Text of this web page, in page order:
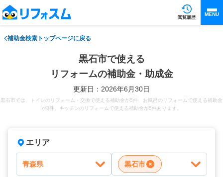
閲覧履歴
MENU
補助金検索トップページに戻る
黒石市で使える
リフォームの補助金・助成金
更新日：2026年6月30日
黒石市では、トイレのリフォーム・交換で使える補助金が5件、お風呂のリフォームで使える補助金
が8件、キッチンのリフォームで使える補助金が5件あります。
エリア
青森県 黒石市